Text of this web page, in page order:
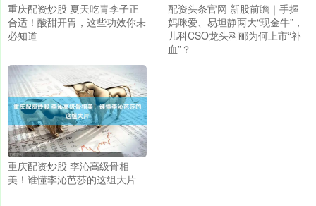
重庆配资炒股 夏天吃青李子正
合适！酸甜开胃，这些功效你未
必知道
配资头条官网 新股前瞻｜手握
妈咪爱、易坦静两大“现金牛”，
儿科CSO龙头科郦为何上市“补
血”？
重庆配资炒股 李沁高级骨相
美！谁懂李沁芭莎的这组大片